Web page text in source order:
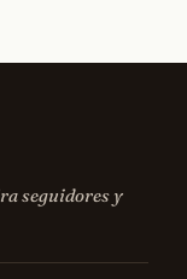
seguidores y